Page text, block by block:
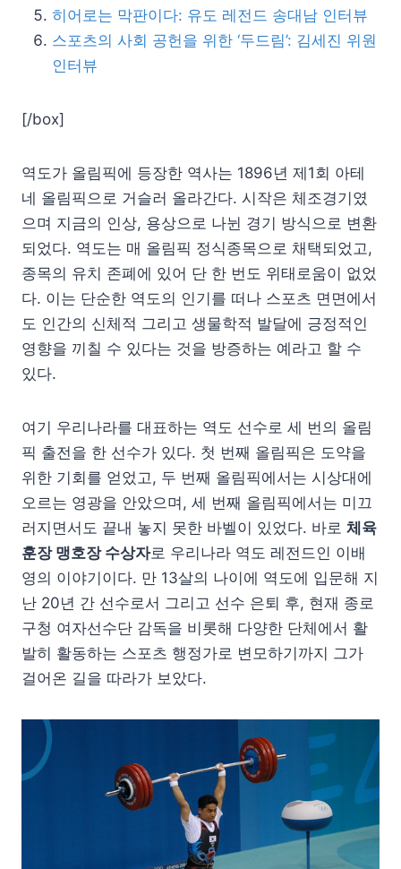
히어로는 막판이다: 유도 레전드 송대남 인터뷰
스포츠의 사회 공헌을 위한 ‘두드림’: 김세진 위원
인터뷰
[/box]
역도가 올림픽에 등장한 역사는 1896년 제1회 아테
네 올림픽으로 거슬러 올라간다. 시작은 체조경기였
으며 지금의 인상, 용상으로 나뉜 경기 방식으로 변환
되었다. 역도는 매 올림픽 정식종목으로 채택되었고,
종목의 유치 존폐에 있어 단 한 번도 위태로움이 없었
다. 이는 단순한 역도의 인기를 떠나 스포츠 면면에서
도 인간의 신체적 그리고 생물학적 발달에 긍정적인
영향을 끼칠 수 있다는 것을 방증하는 예라고 할 수
있다.
여기 우리나라를 대표하는 역도 선수로 세 번의 올림
픽 출전을 한 선수가 있다. 첫 번째 올림픽은 도약을
위한 기회를 얻었고, 두 번째 올림픽에서는 시상대에
오르는 영광을 안았으며, 세 번째 올림픽에서는 미끄
러지면서도 끝내 놓지 못한 바벨이 있었다. 바로 체육
훈장 맹호장 수상자로 우리나라 역도 레전드인 이배
영의 이야기이다. 만 13살의 나이에 역도에 입문해 지
난 20년 간 선수로서 그리고 선수 은퇴 후, 현재 종로
구청 여자선수단 감독을 비롯해 다양한 단체에서 활
발히 활동하는 스포츠 행정가로 변모하기까지 그가
걸어온 길을 따라가 보았다.